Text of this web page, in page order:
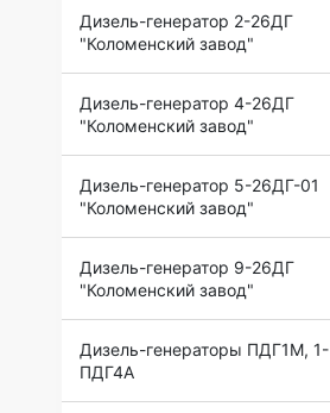
Дизель-генератор 2-26ДГ
"Коломенский завод"
Дизель-генератор 4-26ДГ
"Коломенский завод"
Дизель-генератор 5-26ДГ-01
"Коломенский завод"
Дизель-генератор 9-26ДГ
"Коломенский завод"
Дизель-генераторы ПДГ1М, 1-
ПДГ4А